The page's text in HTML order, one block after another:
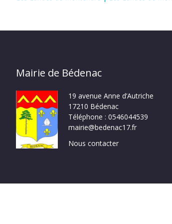
Mairie de Bédenac
19 avenue Anne d’Autriche
17210 Bédenac
Téléphone : 0546044539
mairie@bedenac17.fr
Nous contacter